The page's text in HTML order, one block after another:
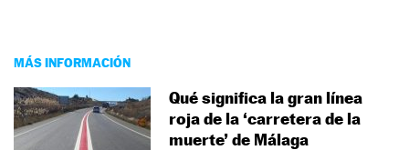
MÁS INFORMACIÓN
Qué significa la gran línea
roja de la ‘carretera de la
muerte’ de Málaga